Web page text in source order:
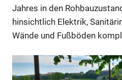
Jahres in den
hinsichtlich Elektrik,
Wände und Fußböden